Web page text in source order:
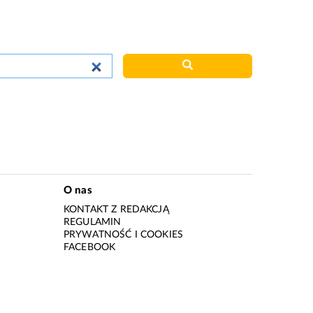
O nas
KONTAKT Z REDAKCJĄ
REGULAMIN
PRYWATNOŚĆ I COOKIES
FACEBOOK